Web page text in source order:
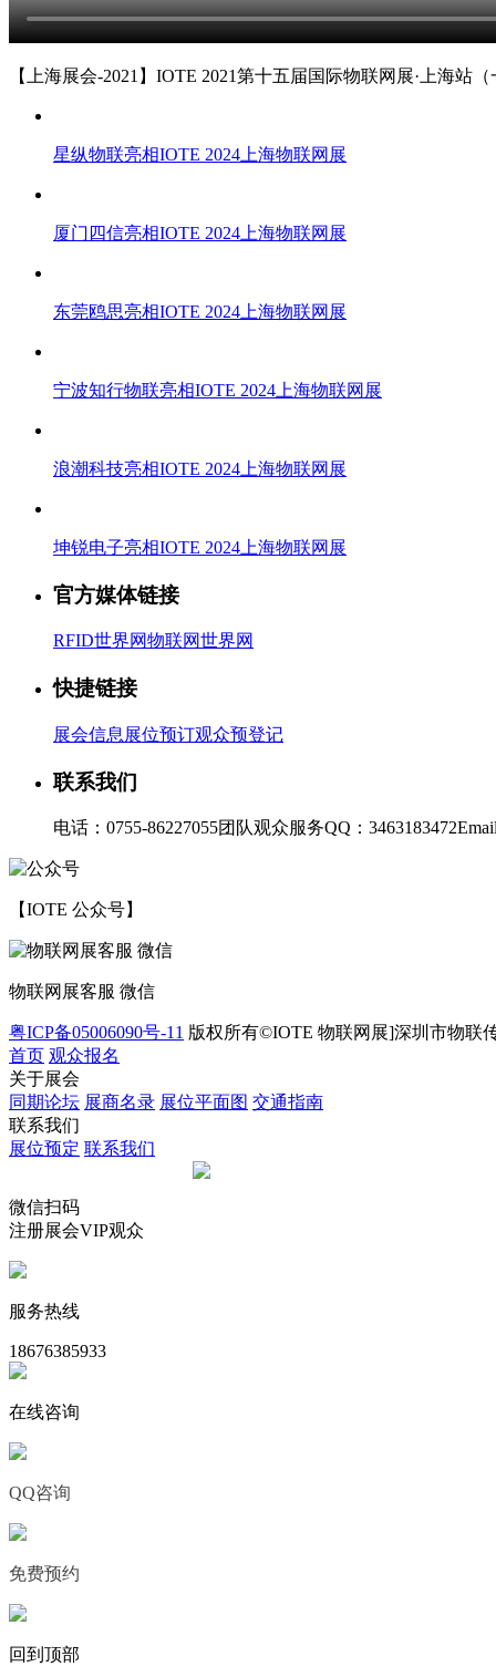
【上海展会-2021】IOTE 2021第十五届国际物联网展·上海站（
星纵物联亮相IOTE 2024上海物联网展
厦门四信亮相IOTE 2024上海物联网展
东莞鸥思亮相IOTE 2024上海物联网展
宁波知行物联亮相IOTE 2024上海物联网展
浪潮科技亮相IOTE 2024上海物联网展
坤锐电子亮相IOTE 2024上海物联网展
官方媒体链接
RFID世界网物联网世界网
快捷链接
展会信息 展位预订观众预登记
联系我们
电话：0755-86227055团队观众服务QQ：3463183472
【IOTE 公众号】
物联网展客服 微信
粤ICP备05006090号-11 版权所有©IOTE 物联网展]深圳市物联
首页 观众报名
关于展会
同期论坛 展商名录 展位平面图 交通指南
联系我们
展位预定 联系我们
微信扫码
注册展会VIP观众
服务热线
18676385933
在线咨询
QQ咨询
免费预约
回到顶部